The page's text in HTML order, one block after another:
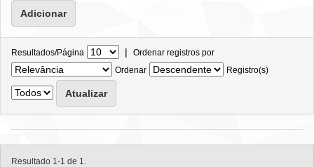
Resultados/Página | Ordenar registros por
Ordenar
Registro(s)
Resultado 1-1 de 1.